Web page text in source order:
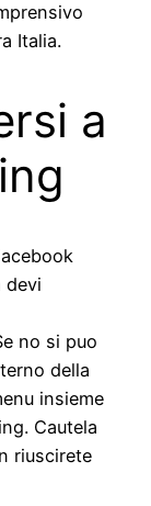
Italia.
a
devi
no si puo
della
insieme
Cautela
riuscirete